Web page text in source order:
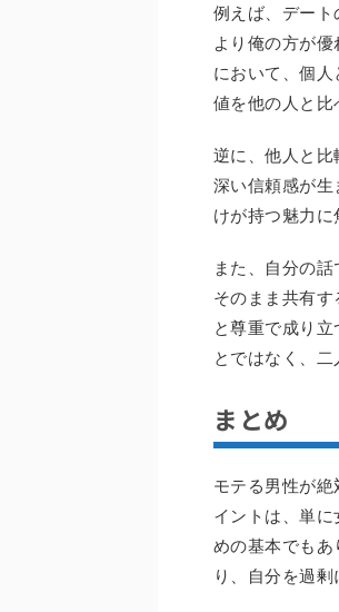
例えば、デー
より俺の方が
において、個
値を他の人と比
逆に、他人と
深い信頼感が
けが持つ魅力に
また、自分の
そのまま共有
と尊重で成り
とではなく、二
まとめ
モテる男性が
イントは、単
めの基本でも
り、自分を過